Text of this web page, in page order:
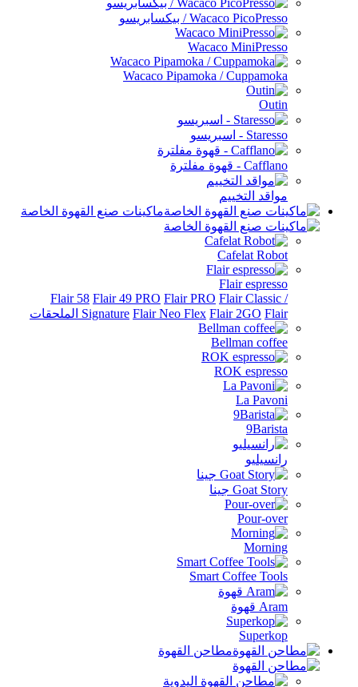
Wacaco PicoPresso / بيكسابريسو
Wacaco MiniPresso
Wacaco Pipamoka / Cuppamoka
Outin
Staresso - اسبريسو
Cafflano - قهوة مفلترة
مواقد التخييم
ماكينات صنع القهوة الخاصة
Cafelat Robot
Flair espresso
Flair 58 Flair 49 PRO Flair PRO Flair Classic /
Signature Flair Neo Flex Flair 2GO Flair الملحقات
Bellman coffee
ROK espresso
La Pavoni
9Barista
رانسيليو
Goat Story جينا
Pour-over
Morning
Smart Coffee Tools
Aram قهوة
Superkop
مطاحن القهوة